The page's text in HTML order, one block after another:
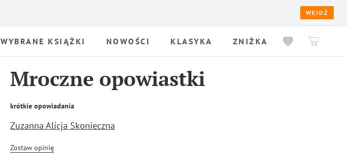
WEJDŹ
WYBRANE KSIĄŻKI NOWOŚCI KLASYKA ZNIŻKA
Mroczne opowiastki
krótkie opowiadania
Zuzanna Alicja Skonieczna
Zostaw opinię